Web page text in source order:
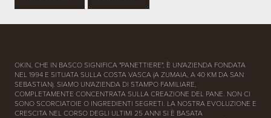
OKIN, CHE IN BASCO SIGNIFICA "PANETTIERE", È UN'AZIENDA FONDATA
NEL 1994 E SITUATA SULLA COSTA VASCA (A ZUMAIA, A 40 KM DA SAN
SEBASTIAN). SIAMO UN'AZIENDA DI STAMPO FAMILIARE,
COMPLETAMENTE CONCENTRATA SULLA CREAZIONE DEL PANE. NON CI
SONO SCORCIATOIE O INGREDIENTI SEGRETI. LA NOSTRA EVOLUZIONE E
CRESCITA NEL CORSO DEGLI ULTIMI 25 ANNI SI È BASATA